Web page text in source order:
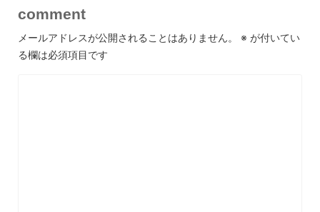
comment
メールアドレスが公開されることはありません。 ※ が付いてい
る欄は必須項目です